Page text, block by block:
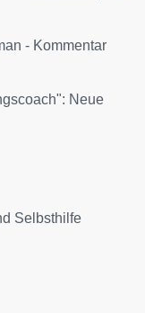
- Kommentar
Neue
Selbsthilfe